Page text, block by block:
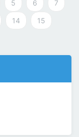
5 6 7
14 15